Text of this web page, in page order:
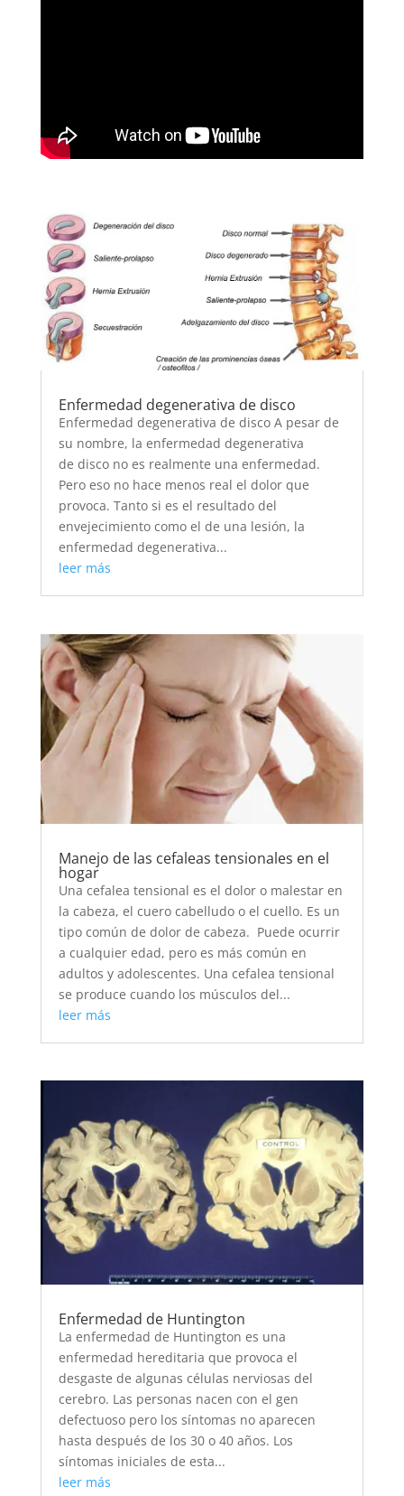
Enfermedad degenerativa de disco
Enfermedad degenerativa de disco A pesar de
su nombre, la enfermedad degenerativa
de disco no es realmente una enfermedad.
Pero eso no hace menos real el dolor que
provoca. Tanto si es el resultado del
envejecimiento como el de una lesión, la
enfermedad degenerativa...
leer más
Manejo de las cefaleas tensionales en el
hogar
Una cefalea tensional es el dolor o malestar en
la cabeza, el cuero cabelludo o el cuello. Es un
tipo común de dolor de cabeza. Puede ocurrir
a cualquier edad, pero es más común en
adultos y adolescentes. Una cefalea tensional
se produce cuando los músculos del...
leer más
Enfermedad de Huntington
La enfermedad de Huntington es una
enfermedad hereditaria que provoca el
desgaste de algunas células nerviosas del
cerebro. Las personas nacen con el gen
defectuoso pero los síntomas no aparecen
hasta después de los 30 o 40 años. Los
síntomas iniciales de esta...
leer más